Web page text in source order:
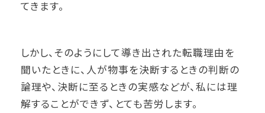
てきます。
しかし、そのようにして導き出された転職理由を
聞いたときに、人が物事を決断するときの判断の
論理や、決断に至るときの実感などが、私には理
解することができず、とても苦労します。